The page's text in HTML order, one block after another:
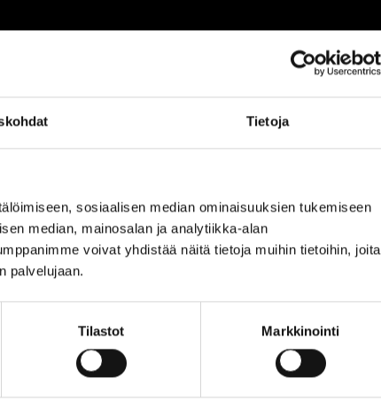
Tietoja
sosiaalisen median ominaisuuksien tukemiseen
median, mainosalan ja analytiikka-alan
voivat yhdistää näitä tietoja muihin tietoihin, joita
palvelujaan.
Tilastot Markkinointi